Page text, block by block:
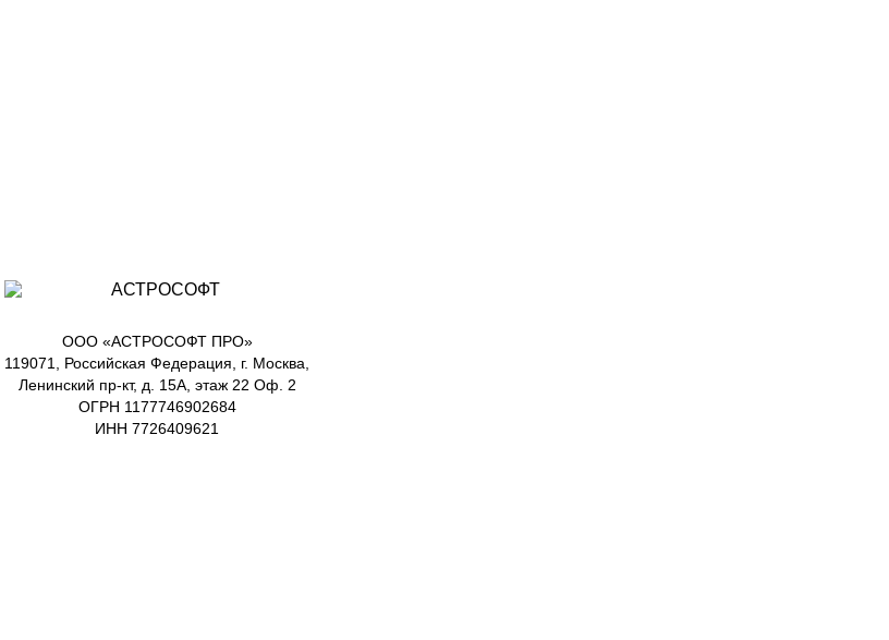
ООО «АСТРОСОФТ ПРО»
119071, Российская Федерация, г. Москва,
Ленинский пр-кт, д. 15А, этаж 22 Оф. 2
ОГРН 1177746902684
ИНН 7726409621